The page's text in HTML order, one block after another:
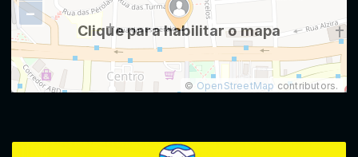
Clique para habilitar o mapa
−
© OpenStreetMap contributors.